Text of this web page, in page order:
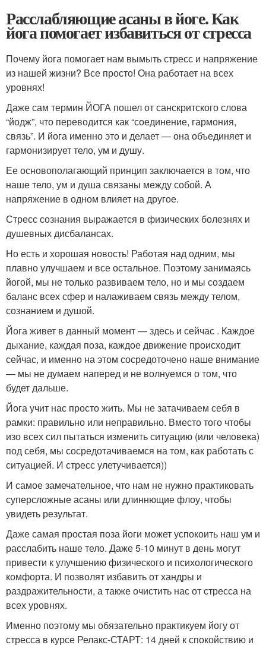
Расслабляющие асаны в йоге. Как
йога помогает избавиться от стресса
Почему йога помогает нам вымыть стресс и напряжение
из нашей жизни? Все просто! Она работает на всех
уровнях!
Даже сам термин ЙОГА пошел от санскритского слова
“йодж”, что переводится как “соединение, гармония,
связь”. И йога именно это и делает — она объединяет и
гармонизирует тело, ум и душу.
Ее основополагающий принцип заключается в том, что
наше тело, ум и душа связаны между собой. А
напряжение в одном влияет на другое.
Стресс сознания выражается в физических болезнях и
душевных дисбалансах.
Но есть и хорошая новость! Работая над одним, мы
плавно улучшаем и все остальное. Поэтому занимаясь
йогой, мы не только развиваем тело, но и мы создаем
баланс всех сфер и налаживаем связь между телом,
сознанием и душой.
Йога живет в данный момент — здесь и сейчас . Каждое
дыхание, каждая поза, каждое движение происходит
сейчас, и именно на этом сосредоточено наше внимание
— мы не думаем наперед и не волнуемся о том, что
будет дальше.
Йога учит нас просто жить. Мы не затачиваем себя в
рамки: правильно или неправильно. Вместо того чтобы
изо всех сил пытаться изменить ситуацию (или человека)
под себя, мы сосредотачиваемся на том, как работать с
ситуацией. И стресс улетучивается))
И самое замечательное, что нам не нужно практиковать
суперсложные асаны или длиннющие флоу, чтобы
увидеть результат.
Даже самая простая поза йоги может успокоить наш ум и
расслабить наше тело. Даже 5-10 минут в день могут
привести к улучшению физического и психологического
комфорта. И позволят избавить от хандры и
раздражительности, а также очистить нас от стресса на
всех уровнях.
Именно поэтому мы обязательно практикуем йогу от
стресса в курсе Релакс-СТАРТ: 14 дней к спокойствию и